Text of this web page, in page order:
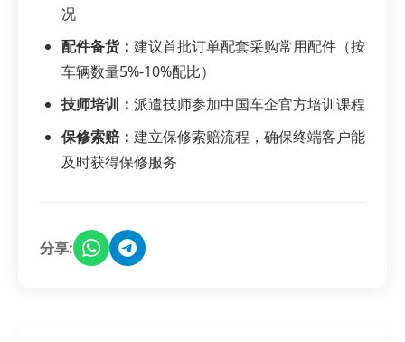
况
配件备货： 建议首批订单配套采购常用配件（按
车辆数量5%-10%配比）
技师培训： 派遣技师参加中国车企官方培训课程
保修索赔： 建立保修索赔流程，确保终端客户能
及时获得保修服务
分享: